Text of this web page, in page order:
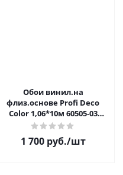
Обои винил.на
флиз.основе Profi Deco
Color 1,06*10м 60505-03
распродажа
1 700 руб./шт